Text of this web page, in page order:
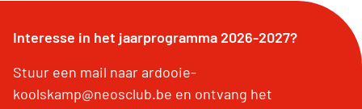
Interesse in het jaarprogramma 2026-2027?
Stuur een mail naar ardooie-
koolskamp@neosclub.be en ontvang het